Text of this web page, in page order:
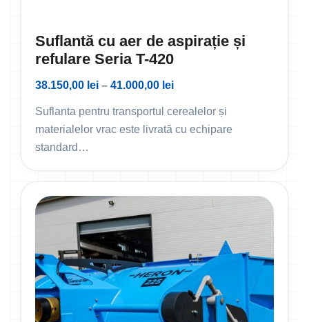
Suflantă cu aer de aspirație și
refulare Seria T-420
38.150,00 lei – 41.000,00 lei
Suflanta pentru transportul cerealelor și
materialelor vrac este livrată cu echipare
standard…